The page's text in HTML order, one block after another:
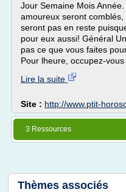
Jour Semaine Mois
amoureux seront
seront pas en reste
pour eux aussi! Général
pas ce que vous faites
Pour lheure, occupez-vous
Lire la suite
Site : http://www.ptit-
3 Ressources
Thèmes associés